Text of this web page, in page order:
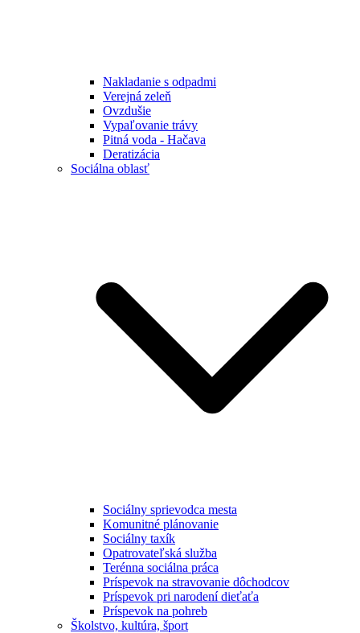
Nakladanie s odpadmi
Verejná zeleň
Ovzdušie
Vypaľovanie trávy
Pitná voda - Hačava
Deratizácia
Sociálna oblasť
Sociálny sprievodca mesta
Komunitné plánovanie
Sociálny taxík
Opatrovateľská služba
Terénna sociálna práca
Príspevok na stravovanie dôchodcov
Príspevok pri narodení dieťaťa
Príspevok na pohreb
Školstvo, kultúra, šport